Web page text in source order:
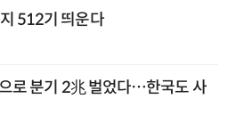
512기 띄운다
로 분기 2兆 벌었다…한국도 사